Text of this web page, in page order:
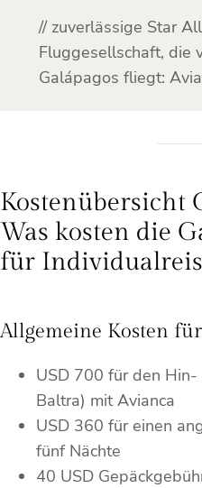
// zuverlässige Star
Fluggesellschaft, die
Galápagos fliegt:
Kostenübersicht
Was kosten die
für
Allgemeine Kosten
USD 700 für den
Baltra) mit Avianca
USD 360 für einen
fünf Nächte
40 USD